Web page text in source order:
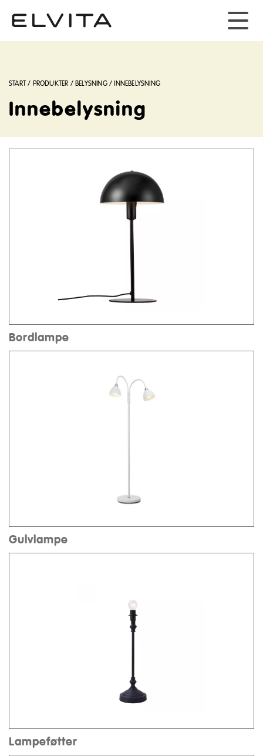
START/ PRODUKTER /BELYSNING/INNEBELYSNING
Innebelysning
Bordlampe
Gulvlampe
Lampeføtter